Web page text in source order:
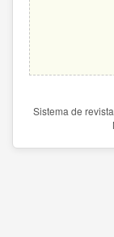
Sistema de